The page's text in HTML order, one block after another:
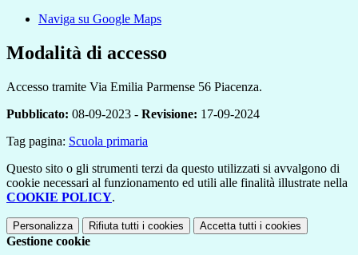
Naviga su Google Maps
Modalità di accesso
Accesso tramite Via Emilia Parmense 56 Piacenza.
Pubblicato: 08-09-2023 - Revisione: 17-09-2024
Tag pagina: Scuola primaria
Questo sito o gli strumenti terzi da questo utilizzati si avvalgono di
cookie necessari al funzionamento ed utili alle finalità illustrate nella
COOKIE POLICY.
Personalizza Rifiuta tutti i cookies Accetta tutti i cookies
Gestione cookie